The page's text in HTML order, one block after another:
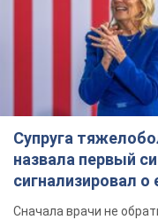
Супруга
назвала первый
сигнализировал о
Сначала врачи не